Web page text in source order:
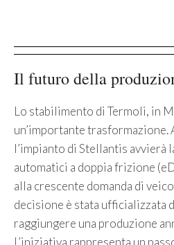
Il futuro della
Lo stabilimento di Termoli, in
un’importante trasformazione.
l’impianto di Stellantis avvierà
automatici a doppia frizione
alla crescente domanda di
decisione è stata ufficializzata
raggiungere una produzione
L’iniziativa rappresenta un